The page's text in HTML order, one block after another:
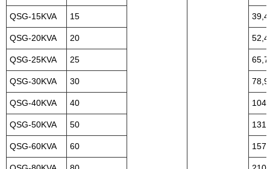
QSG-15KVA 15 39,4
QSG-20KVA 20 52,4
QSG-25KVA 25 65,7
QSG-30KVA 30 78,9
QSG-40KVA 40
QSG-50KVA 50
QSG-60KVA 60 157